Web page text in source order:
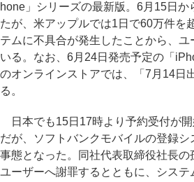
hone」シリーズの最新版。6月15日か
たが、米アップルでは1日で60万件を
テムに不具合が発生したことから、ユ
いる。なお、6月24日発売予定の「
のオンラインストアでは、「7月14日
る。
日本でも15日17時より予約受付が開
だが、ソフトバンクモバイルの登録シ
事態となった。同社代表取締役社長の
ユーザーへ謝罪するとともに、システ